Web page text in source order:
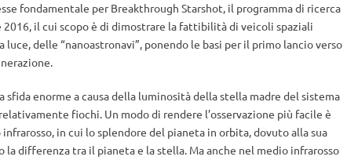
fondamentale per Breakthrough Starshot, il programma di ricerca
il cui scopo è di dimostrare la fattibilità di veicoli spaziali
delle “nanoastronavi”, ponendo le basi per il primo lancio verso
sfida enorme a causa della luminosità della stella madre del sistema
fiochi. Un modo di rendere l’osservazione più facile è
in cui lo splendore del pianeta in orbita, dovuto alla sua
differenza tra il pianeta e la stella. Ma anche nel medio infrarosso